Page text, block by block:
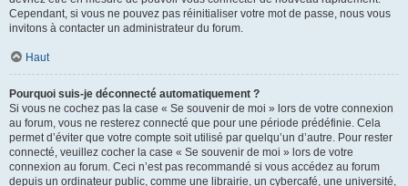
Cependant, si vous ne pouvez pas réinitialiser votre mot de passe, nous vous
invitons à contacter un administrateur du forum.
Haut
Pourquoi suis-je déconnecté automatiquement ?
Si vous ne cochez pas la case « Se souvenir de moi » lors de votre connexion
au forum, vous ne resterez connecté que pour une période prédéfinie. Cela
permet d’éviter que votre compte soit utilisé par quelqu’un d’autre. Pour rester
connecté, veuillez cocher la case « Se souvenir de moi » lors de votre
connexion au forum. Ceci n’est pas recommandé si vous accédez au forum
depuis un ordinateur public, comme une librairie, un cybercafé, une université,